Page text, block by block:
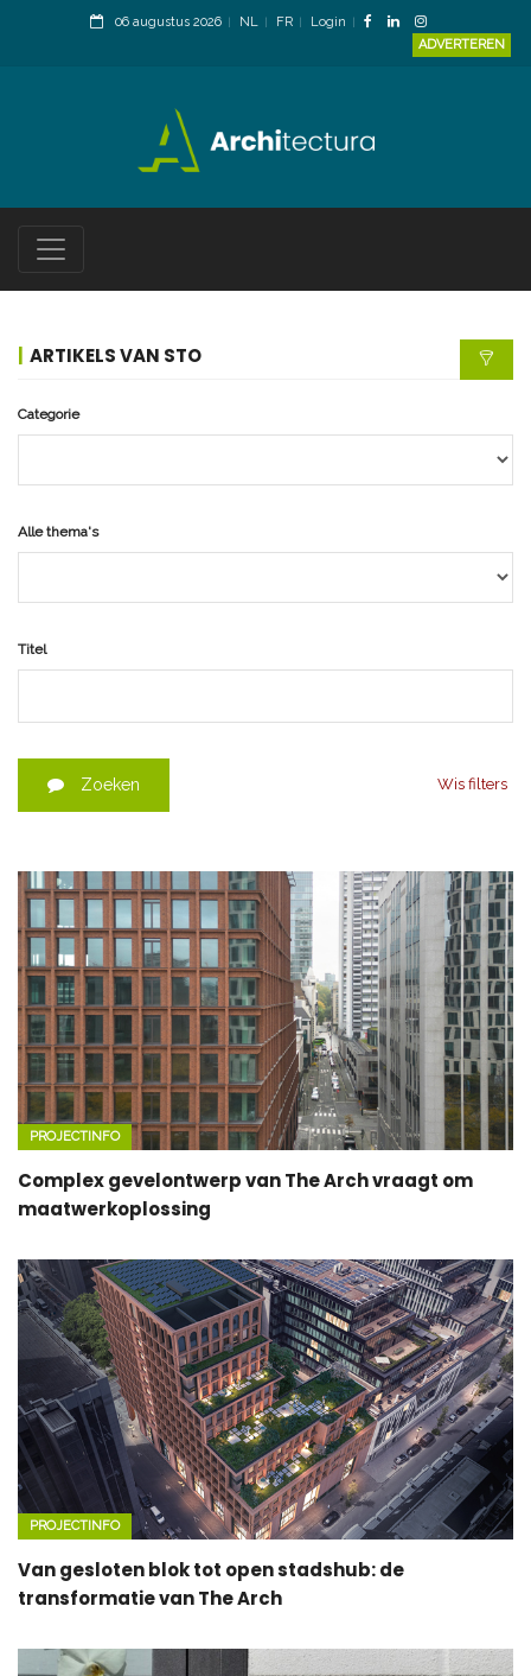
06 augustus 2026 NL FR
Login
ADVERTEREN
ARTIKELS VAN STO
Categorie
Alle thema's
Titel
Zoeken Wis filters
PROJECTINFO
Complex gevelontwerp van The Arch vraagt om
maatwerkoplossing
PROJECTINFO
Van gesloten blok tot open stadshub: de
transformatie van The Arch